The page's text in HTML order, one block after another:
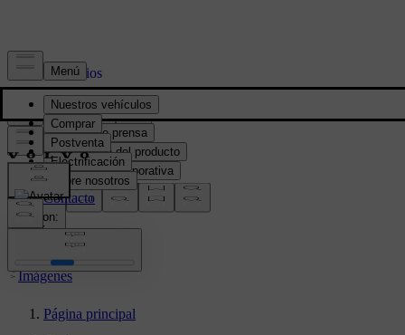
Prensa y Medios
Material de prensa
Información del producto
Información corporativa
Contacto de medios
location:
PY
Imágenes
Página principal